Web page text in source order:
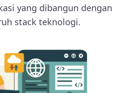
yang dibangun dengan
stack teknologi.